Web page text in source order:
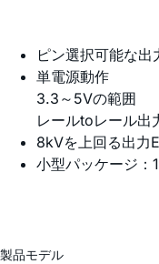
ピン選択可能な出
単電源動作
3.3～5Vの範囲
レールtoレール出
8kVを上回る出力
小型パッケージ：
製品モデル